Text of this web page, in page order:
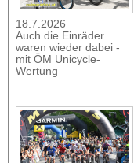
18.7.2026
Auch die Einräder
waren wieder dabei -
mit ÖM Unicycle-
Wertung